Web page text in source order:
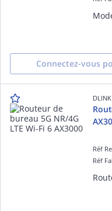
Connectez-vous
DLINK
Réf
Réf